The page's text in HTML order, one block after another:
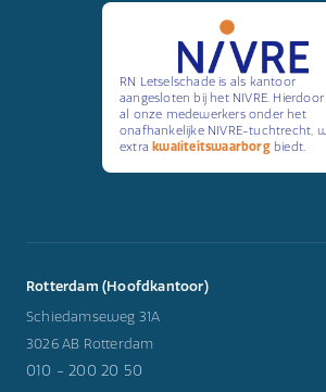
RN Letselschade is als kantoor
aangesloten bij het NIVRE.
al onze medewerkers onder het
onafhankelijke NIVRE-tuchtrecht,
extrakwaliteitswaarborgbiedt.
Rotterdam (Hoofdkantoor)
Schiedamseweg 31A
3026 AB Rotterdam
010 - 200 20 50